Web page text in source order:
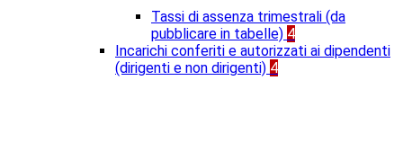
Tassi di assenza trimestrali (da
pubblicare in tabelle) 4
Incarichi conferiti e autorizzati ai dipendenti
(dirigenti e non dirigenti) 4